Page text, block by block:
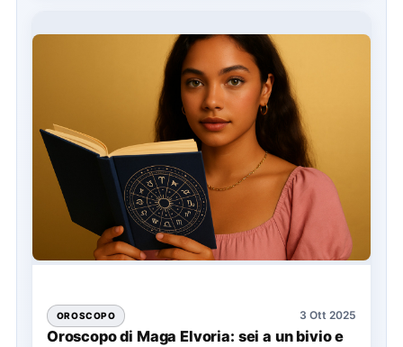
OROSCOPO 3 Ott 2025
Oroscopo di Maga Elvoria: sei a un bivio e